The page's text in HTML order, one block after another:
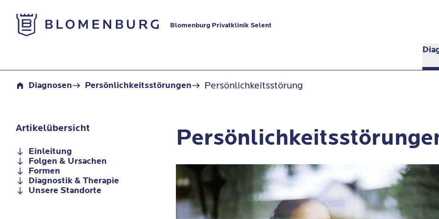
Zur Startseite
Blomenburg Privatklinik Selent
Diagnosen Persönlichkeitsstörungen Persönlichkeitsstörung
Artikelübersicht
Einleitung
Folgen & Ursachen
Formen
Diagnostik & Therapie
Unsere Standorte